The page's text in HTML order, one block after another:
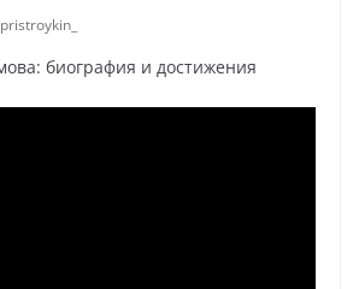
pristroykin_